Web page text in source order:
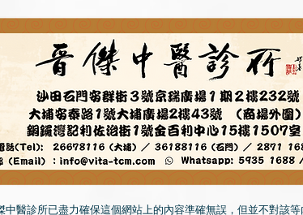
醫診所已盡力確保這個網站上的內容準確無誤，但並不對該